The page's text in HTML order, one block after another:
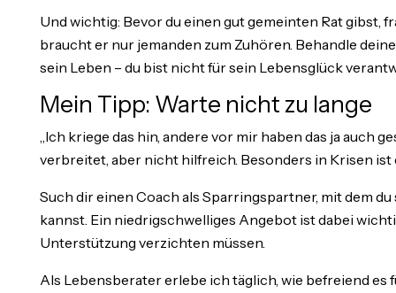
Und wichtig: Bevor du einen gut gemeinten Rat gibst,
braucht er nur jemanden zum Zuhören. Behandle
sein Leben – du bist nicht für sein Lebensglück
Mein Tipp: Warte nicht zu lange
„Ich kriege das hin, andere vor mir haben das ja auch
verbreitet, aber nicht hilfreich. Besonders in Krisen ist
Such dir einen Coach als Sparringspartner, mit dem
kannst. Ein niedrigschwelliges Angebot ist dabei
Unterstützung verzichten müssen.
Als Lebensberater erlebe ich täglich, wie befreiend